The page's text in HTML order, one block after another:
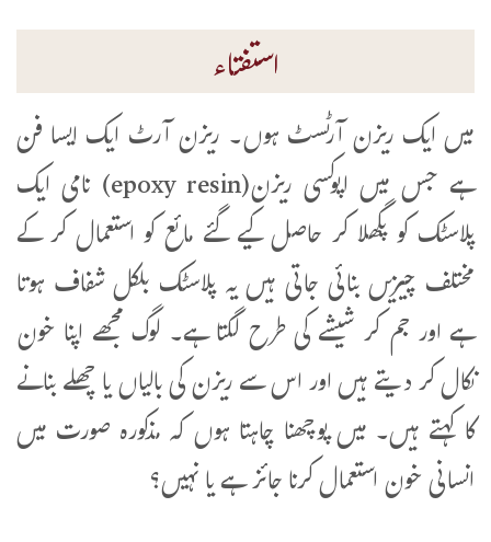
استفتاء
میں ایک ریزن آرٹسٹ ہوں۔ ریزن آرٹ ایک ایسا فن
ہے جس میں اپوکسی ریزن(epoxy resin) نامی ایک
پلاسٹک کو پگھلا کر حاصل کیے گئے مائع کو استعمال کر کے
مختلف چیزیں بنائی جاتی ہیں یہ پلاسٹک بلکل شفاف ہوتا
ہے اور جم کر شیشے کی طرح لگتا ہے۔ لوگ مجھے اپنا خون
نکال کر دیتے ہیں اور اس سے ریزن کی بالیاں یا چھلے بنانے
کا کہتے ہیں۔ میں پوچھنا چاہتا ہوں کہ مذکورہ صورت میں
انسانی خون استعمال کرنا جائز ہے یا نہیں؟